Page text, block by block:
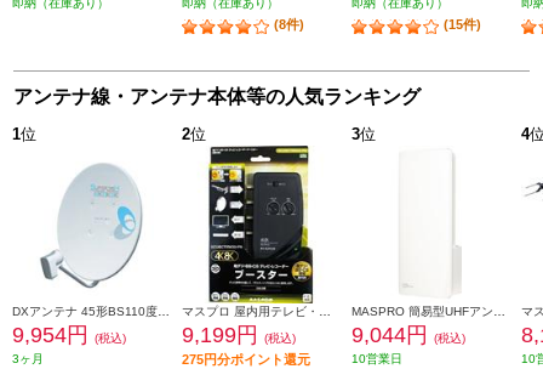
即納（在庫あり）
即納（在庫あり）
(8件)
即納（在庫あり）
(15件)
即
アンテナ線・アンテナ本体等の人気ランキング
1位
9,954円
(税込)
3ヶ月
2位
9,199円 (税込)
275円分ポイント還元
3位
9,044円
(税込)
10営業日
4
10